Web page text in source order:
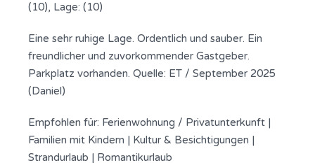
(10), Lage: (10)
Eine sehr ruhige Lage. Ordentlich und sauber. Ein
freundlicher und zuvorkommender Gastgeber.
Parkplatz vorhanden. Quelle: ET / September 2025
(Daniel)
Empfohlen für: Ferienwohnung / Privatunterkunft |
Familien mit Kindern | Kultur & Besichtigungen |
Strandurlaub | Romantikurlaub